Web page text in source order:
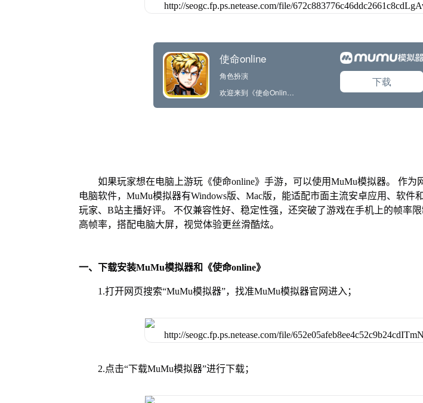
如果玩家想在电脑上游玩《使命online》手游，可以使用MuMu模拟器。 作为
电脑软件，MuMu模拟器有Windows版、Mac版，能适配市面主流安卓应用、软件
玩家、B站主播好评。 不仅兼容性好、稳定性强，还突破了游戏在手机上的帧率
高帧率，搭配电脑大屏，视觉体验更丝滑酷炫。
一、下载安装MuMu模拟器和《使命online》
1.打开网页搜索“MuMu模拟器”，找准MuMu模拟器官网进入；
2.点击“下载MuMu模拟器”进行下载；